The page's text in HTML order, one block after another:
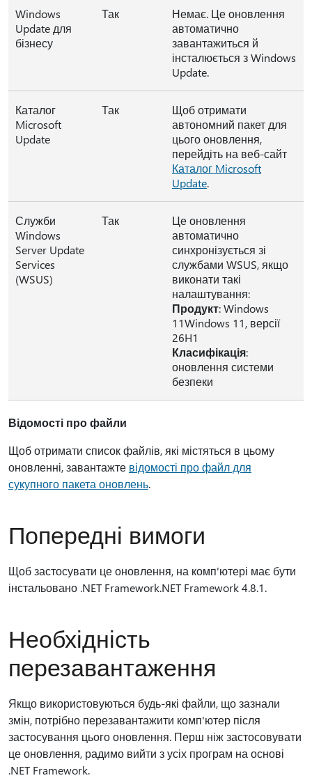
Windows
Update для
бізнесу
Так
Немає. Це оновлення
автоматично
завантажиться й
інсталюється з Windows
Update.
Каталог
Microsoft
Update
Так
Щоб отримати
автономний пакет для
цього оновлення,
перейдіть на веб-сайт
Каталог Microsoft
Update.
Служби
Windows
Server Update
Services
(WSUS)
Так
Це оновлення
автоматично
синхронізується зі
службами WSUS, якщо
виконати такі
налаштування:
Продукт: Windows
11Windows 11, версії
26H1
Класифікація:
оновлення системи
безпеки
Відомості про файли
Щоб отримати список файлів, які містяться в цьому
оновленні, завантажте відомості про файл для
сукупного пакета оновлень.
Попередні вимоги
Щоб застосувати це оновлення, на комп'ютері має бути
інстальовано .NET Framework.NET Framework 4.8.1.
Необхідність
перезавантаження
Якщо використовуються будь-які файли, що зазнали
змін, потрібно перезавантажити комп'ютер після
застосування цього оновлення. Перш ніж застосовувати
це оновлення, радимо вийти з усіх програм на основі
.NET Framework.